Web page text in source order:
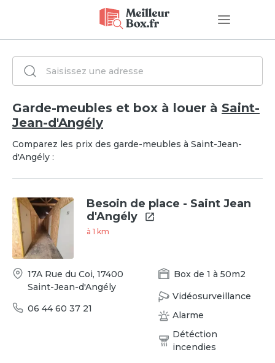
Garde-meubles et box à louer à Saint-
Jean-d'Angély
Comparez les prix des garde-meubles à Saint-Jean-
d'Angély :
Besoin de place - Saint Jean
d'Angély
à 1 km
17A Rue du Coi, 17400
Saint-Jean-d'Angély
06 44 60 37 21
Boxde 1 à 50m2
Vidéosurveillance
Alarme
Détéction
incendies